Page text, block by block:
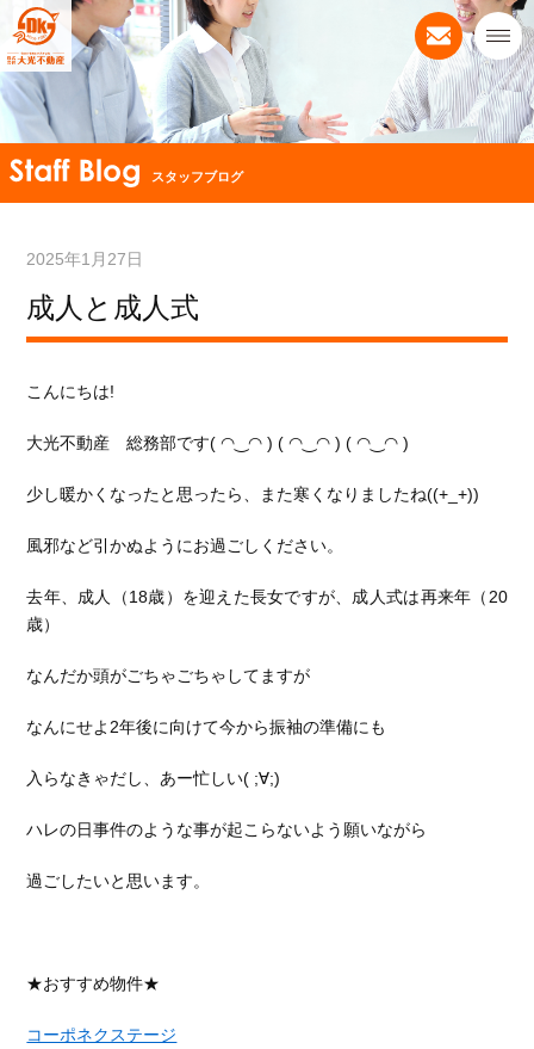
スタッフブログ
2025年1月27日
成人と成人式
こんにちは!
大光不動産 総務部です( ◠‿◠ ) ( ◠‿◠ ) ( ◠‿◠ )
少し暖かくなったと思ったら、また寒くなりましたね((+_+))
風邪など引かぬようにお過ごしください。
去年、成人（18歳）を迎えた長女ですが、成人式は再来年（20
歳）
なんだか頭がごちゃごちゃしてますが
なんにせよ2年後に向けて今から振袖の準備にも
入らなきゃだし、あー忙しい( ;∀;)
ハレの日事件のような事が起こらないよう願いながら
過ごしたいと思います。
★おすすめ物件★
コーポネクステージ